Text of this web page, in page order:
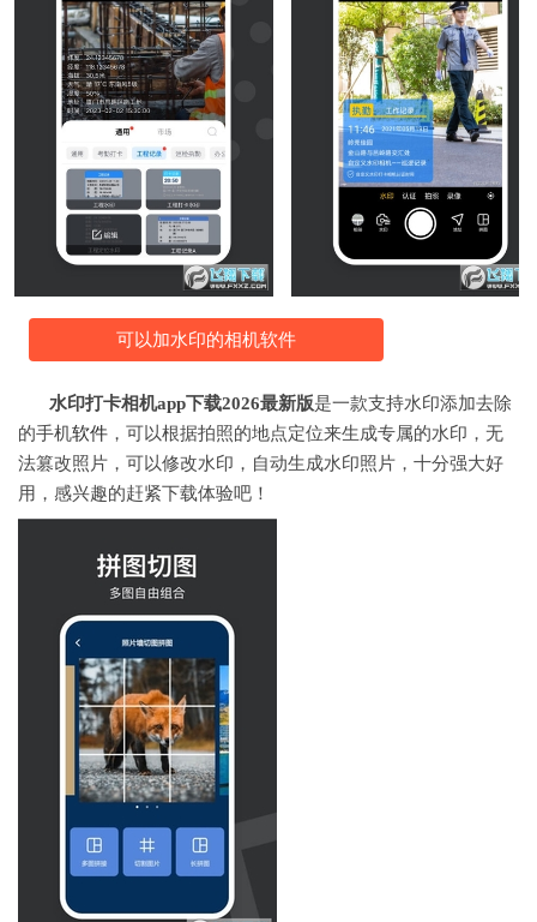
可以加水印的相机软件
水印打卡相机app下载2026最新版是一款支持水印添加去除
的手机软件 ，可以根据拍照的地点定位来生成专属的水印，无
法篡改照片，可以修改水印，自动生成水印照片，十分强大好
用，感兴趣的赶紧下载体验吧！